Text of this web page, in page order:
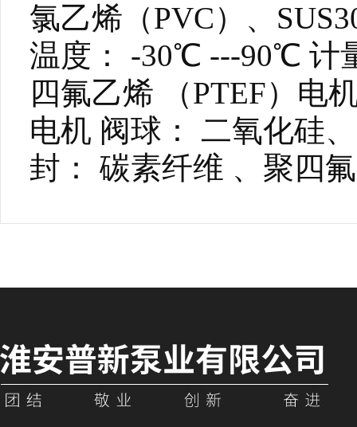
氯乙烯（PVC）、
温度： -30℃ ---90℃ 计
四氟乙烯 （PTEF）电
电机 阀球： 二氧化硅
封： 碳素纤维 、聚四